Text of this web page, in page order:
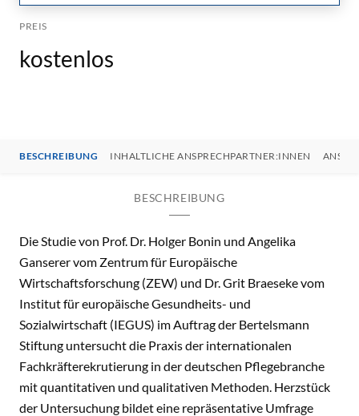
PREIS
kostenlos
BESCHREIBUNG INHALTLICHE ANSPRECHPARTNER:INNEN
BESCHREIBUNG
Die Studie von Prof. Dr. Holger Bonin und Angelika
Ganserer vom Zentrum für Europäische
Wirtschaftsforschung (ZEW) und Dr. Grit Braeseke vom
Institut für europäische Gesundheits- und
Sozialwirtschaft (IEGUS) im Auftrag der Bertelsmann
Stiftung untersucht die Praxis der internationalen
Fachkräfterekrutierung in der deutschen Pflegebranche
mit quantitativen und qualitativen Methoden. Herzstück
der Untersuchung bildet eine repräsentative Umfrage